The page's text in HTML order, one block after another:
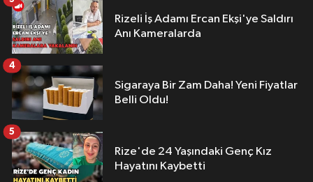
Rizeli İş Adamı Ercan Ekşi'ye Saldırı
Anı Kameralarda
Sigaraya Bir Zam Daha! Yeni Fiyatlar
Belli Oldu!
4
Rize'de 24 Yaşındaki Genç Kız
Hayatını Kaybetti
5